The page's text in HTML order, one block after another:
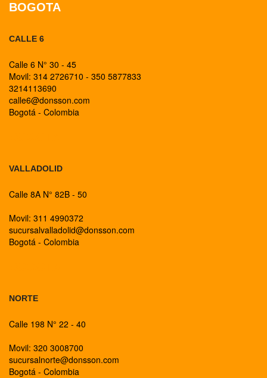
BOGOTA
CALLE 6
Calle 6 N° 30 - 45
Movil: 314 2726710 - 350 5877833
3214113690
calle6@donsson.com
Bogotá - Colombia
VALLADOLID
Calle 8A N° 82B - 50
Movil: 311 4990372
sucursalvalladolid@donsson.com
Bogotá - Colombia
NORTE
Calle 198 N° 22 - 40
Movil: 320 3008700
sucursalnorte@donsson.com
Bogotá - Colombia